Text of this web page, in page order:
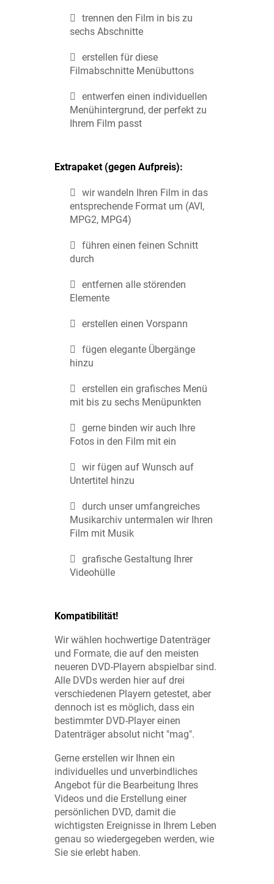
trennen den Film in bis zu
sechs Abschnitte
erstellen für diese
Filmabschnitte Menübuttons
entwerfen einen individuellen
Menühintergrund, der perfekt zu
Ihrem Film passt
Extrapaket (gegen Aufpreis):
wir wandeln Ihren Film in das
entsprechende Format um (AVI,
MPG2, MPG4)
führen einen feinen Schnitt
durch
entfernen alle störenden
Elemente
erstellen einen Vorspann
fügen elegante Übergänge
hinzu
erstellen ein grafisches Menü
mit bis zu sechs Menüpunkten
gerne binden wir auch Ihre
Fotos in den Film mit ein
wir fügen auf Wunsch auf
Untertitel hinzu
durch unser umfangreiches
Musikarchiv untermalen wir Ihren
Film mit Musik
grafische Gestaltung Ihrer
Videohülle
Kompatibilität!
Wir wählen hochwertige Datenträger
und Formate, die auf den meisten
neueren DVD-Playern abspielbar sind.
Alle DVDs werden hier auf drei
verschiedenen Playern getestet, aber
dennoch ist es möglich, dass ein
bestimmter DVD-Player einen
Datenträger absolut nicht "mag".
Gerne erstellen wir Ihnen ein
individuelles und unverbindliches
Angebot für die Bearbeitung Ihres
Videos und die Erstellung einer
persönlichen DVD, damit die
wichtigsten Ereignisse in Ihrem Leben
genau so wiedergegeben werden, wie
Sie sie erlebt haben.